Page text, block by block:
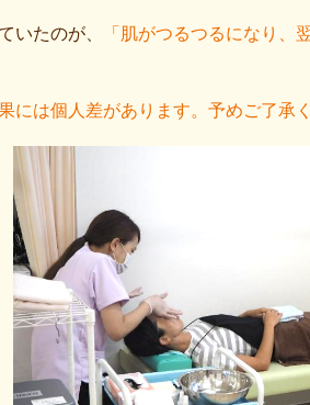
いたのが、 「肌がつるつるになり、
には個人差があります。予めご了承く